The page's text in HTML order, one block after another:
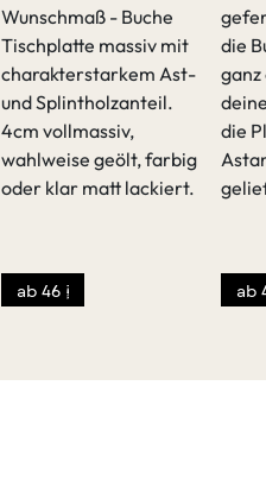
Wunschmaß - Buche
Tischplatte massiv mit
charakterstarkem Ast-
und Splintholzanteil.
4cm vollmassiv,
wahlweise geölt, farbig
oder klar matt lackiert.
ab 46 €
die
die
ab